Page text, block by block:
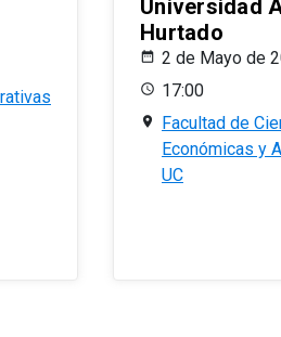
Universidad
Hurtado
2 de Mayo de
17:00
Facultad de
Económicas y
UC